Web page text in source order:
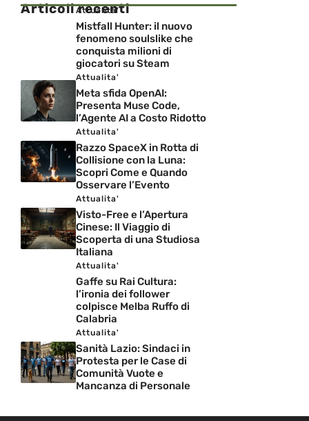
Articoli recenti
Attualita'
Mistfall Hunter: il nuovo
fenomeno soulslike che
conquista milioni di
giocatori su Steam
Attualita'
Meta sfida OpenAI:
Presenta Muse Code,
l’Agente AI a Costo Ridotto
Attualita'
Razzo SpaceX in Rotta di
Collisione con la Luna:
Scopri Come e Quando
Osservare l’Evento
Attualita'
Visto-Free e l’Apertura
Cinese: Il Viaggio di
Scoperta di una Studiosa
Italiana
Attualita'
Gaffe su Rai Cultura:
l’ironia dei follower
colpisce Melba Ruffo di
Calabria
Attualita'
Sanità Lazio: Sindaci in
Protesta per le Case di
Comunità Vuote e
Mancanza di Personale